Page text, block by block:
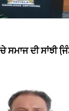
ਦੀ ਸਾਂਝੀ